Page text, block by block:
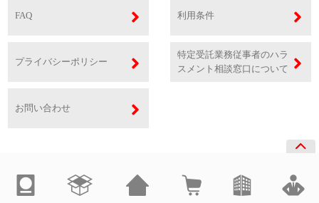
FAQ 利用条件
プライバシーポリシー
特定受託業務従事者のハラ
スメント相談窓口について
お問い合わせ